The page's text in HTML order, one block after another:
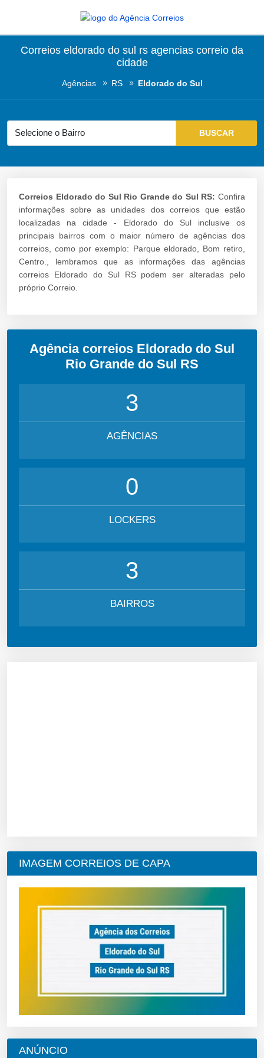
Correios eldorado do sul rs agencias correio da
cidade
Agências RS Eldorado do Sul
Correios Eldorado do Sul Rio Grande do Sul RS: Confira
informações sobre as unidades dos correios que estão
localizadas na cidade - Eldorado do Sul inclusive os
principais bairros com o maior número de agências dos
correios, como por exemplo: Parque eldorado, Bom retiro,
Centro., lembramos que as informações das agências
correios Eldorado do Sul RS podem ser alteradas pelo
próprio Correio.
Agência correios Eldorado do Sul
Rio Grande do Sul RS
3
AGÊNCIAS
0
LOCKERS
3
BAIRROS
IMAGEM CORREIOS DE CAPA
ANÚNCIO